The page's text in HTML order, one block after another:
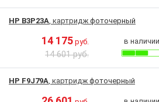
HP B3P23A, картридж фоточерный
14 175 руб.
14 601 руб.
в наличии
HP F9J79A, картридж фоточерный